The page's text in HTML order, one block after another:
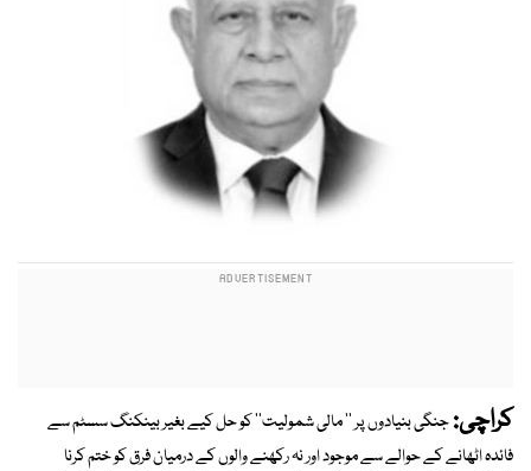
کراچی:جنگی بنیادوں پر '' مالی شمولیت'' کو حل کیے بغیر بینکنگ سسٹم سے
فائدہ اٹھانے کے حوالے سے موجود اور نہ رکھنے والوں کے درمیان فرق کو ختم کرنا